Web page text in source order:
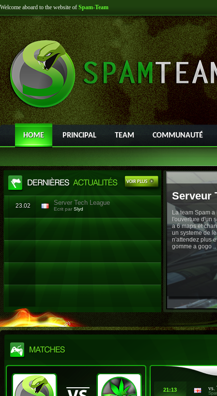
Welcome aboard to the website of Spam-Team
HOME PRINCIPAL TEAM COMMUNAUTÉ
23.02 Server Tech League
Ecrit par Slyd
Serveur
La team Spam
l'ouverture d'un
a 6 maps et
un systeme de
n'attendez plus
gomme a gogo ..
21:13 vs.